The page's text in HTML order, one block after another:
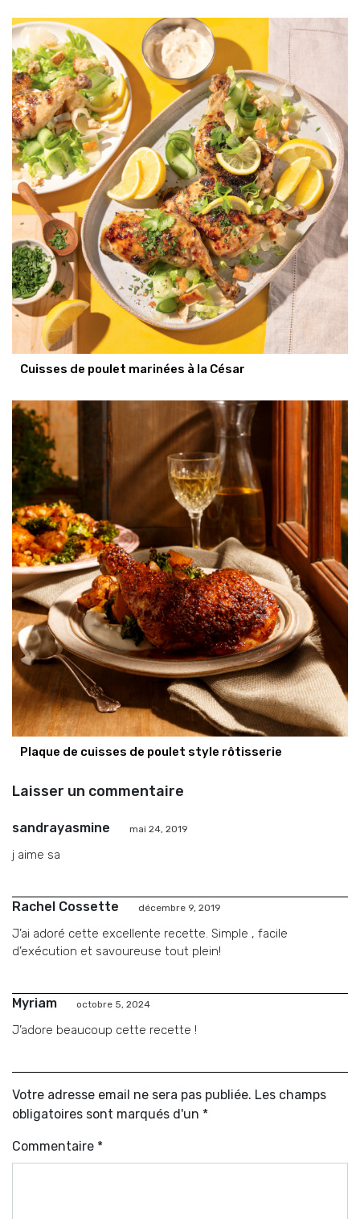
Cuisses de poulet marinées à la César
Plaque de cuisses de poulet style rôtisserie
Laisser un commentaire
sandrayasmine mai 24, 2019
j aime sa
Rachel Cossette décembre 9, 2019
J’ai adoré cette excellente recette. Simple , facile
d’exécution et savoureuse tout plein!
Myriam octobre 5, 2024
J’adore beaucoup cette recette !
Votre adresse email ne sera pas publiée. Les champs
obligatoires sont marqués d'un *
Commentaire *